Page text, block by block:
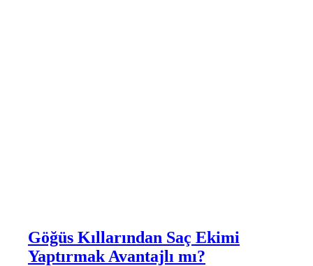
Göğüs Kıllarından Saç Ekimi
Yaptırmak Avantajlı mı?